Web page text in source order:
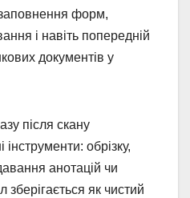
форм,
і навіть попередній
документів у
після скану
обрізку,
анотацій чи
як чистий